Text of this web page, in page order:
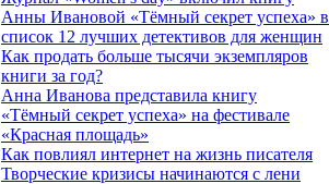
Анны Ивановой «Тёмный секрет успеха» в
список 12 лучших детективов для женщин
Как продать больше тысячи экземпляров
книги за год?
Анна Иванова представила книгу
«Тёмный секрет успеха» на фестивале
«Красная площадь»
Как повлиял интернет на жизнь писателя
Творческие кризисы начинаются с лени